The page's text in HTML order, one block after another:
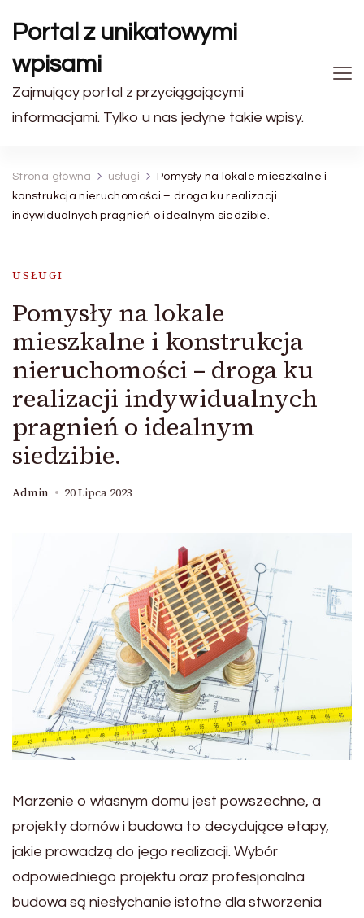
Portal z unikatowymi
wpisami
Zajmujący portal z przyciągającymi
informacjami. Tylko u nas jedyne takie wpisy.
Strona główna usługi
Pomysły na lokale mieszkalne i
konstrukcja nieruchomości – droga ku realizacji
indywidualnych pragnień o idealnym siedzibie.
USŁUGI
Pomysły na lokale
mieszkalne i konstrukcja
nieruchomości – droga ku
realizacji indywidualnych
pragnień o idealnym
siedzibie.
Admin 20 Lipca 2023
Marzenie o własnym domu jest powszechne, a
projekty domów i budowa to decydujące etapy,
jakie prowadzą do jego realizacji. Wybór
odpowiedniego projektu oraz profesjonalna
budowa są niesłychanie istotne dla stworzenia